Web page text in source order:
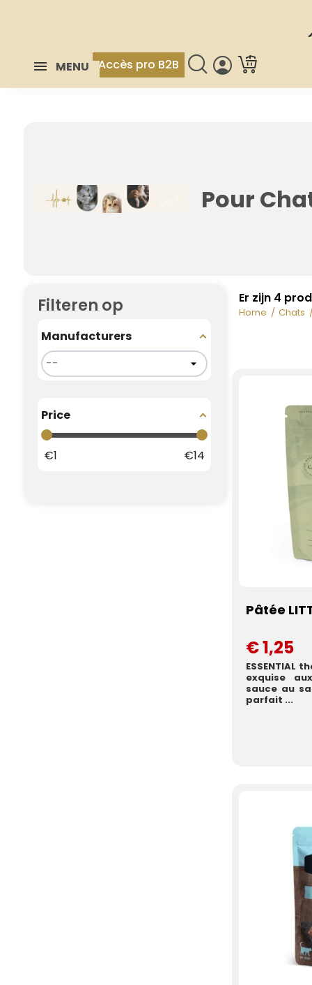
MENU Accès pro B2B
Pour
Filteren op
Manufacturers
Price
€1 €14
Er zijn 4
Home Chats
Pâtée
€ 1,25
ESSENTIAL
exquise
sauce au
parfait ...